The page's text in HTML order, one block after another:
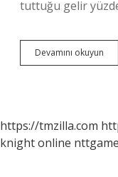
tuttuğu gelir
Devamını okuyun
Kar
https://tmzilla.com
knight online nttgame